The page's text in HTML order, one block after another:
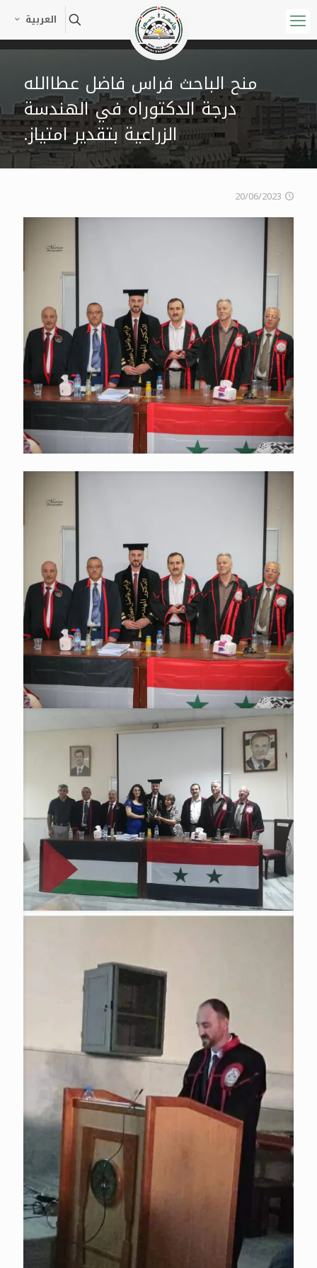
العربية
منح الباحث فراس فاضل عطاالله
درجة الدكتوراه في الهندسة
الزراعية بتقدير امتياز.
20/06/2023